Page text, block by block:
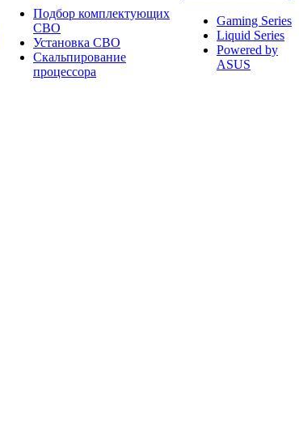
Подбор комплектующих
СВО
Установка СВО
Скальпирование
процессора
Gaming Series
Liquid Series
Powered by
ASUS